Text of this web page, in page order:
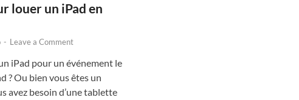
louer un iPad en
- Leave a Comment
iPad pour un événement le
? Ou bien vous êtes un
avez besoin d’une tablette